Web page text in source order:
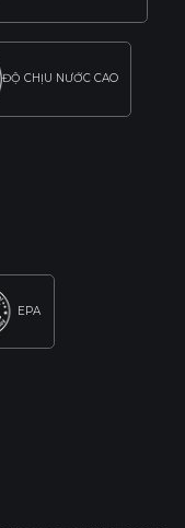
ĐỘ CHỊU NƯỚC CAO
EPA